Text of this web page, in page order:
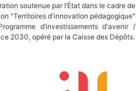
soutenue par l’État dans le cadre de
"Territoires d'innovation pédagogique"
d’investissements d'avenir /
2030, opéré par la Caisse des Dépôts.